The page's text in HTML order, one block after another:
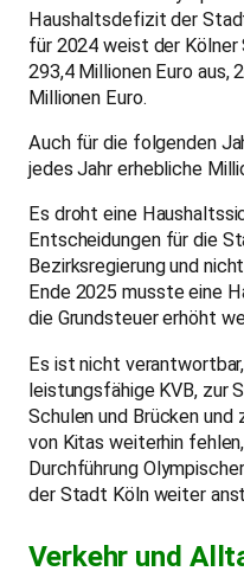
Haushaltsdefizit der
für 2024 weist der
293,4 Millionen Euro aus,
Millionen Euro.
Auch für die folgenden
jedes Jahr erhebliche
Es droht eine
Entscheidungen für die
Bezirksregierung und
Ende 2025 musste eine
die Grundsteuer erhöht
Es ist nicht
leistungsfähige KVB, zur
Schulen und Brücken
von Kitas weiterhin
Durchführung
der Stadt Köln weiter
Verkehr und